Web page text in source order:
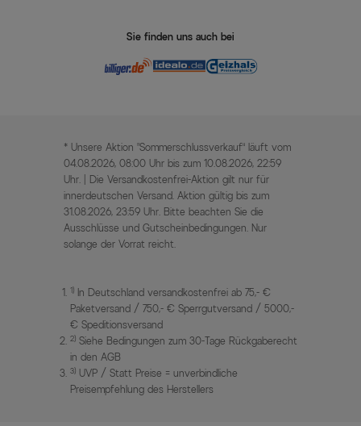
Sie finden uns auch bei
* Unsere Aktion „Sommerschlussverkauf“ läuft vom
04.08.2026, 08:00 Uhr bis zum 10.08.2026, 22:59
Uhr. | Die Versandkostenfrei-Aktion gilt nur für
innerdeutschen Versand. Aktion gültig bis zum
31.08.2026, 23:59 Uhr. Bitte beachten Sie die
Ausschlüsse und Gutscheinbedingungen. Nur
solange der Vorrat reicht.
1) In Deutschland versandkostenfrei ab 75,- €
Paketversand / 750,- € Sperrgutversand / 5000,-
€ Speditionsversand
2) Siehe Bedingungen zum 30-Tage Rückgaberecht
in den AGB
3) UVP / Statt Preise = unverbindliche
Preisempfehlung des Herstellers